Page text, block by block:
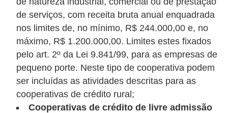
de serviços, com receita bruta anual enquadrada
nos limites de, no mínimo, R$ 244.000,00 e, no
máximo, R$ 1.200.000,00. Limites estes fixados
pelo art. 2º da Lei 9.841/99, para as empresas de
pequeno porte. Neste tipo de cooperativa podem
ser incluídas as atividades descritas para as
cooperativas de crédito rural;
Cooperativas de crédito de livre admissão
g
a
m
e
n
t
o